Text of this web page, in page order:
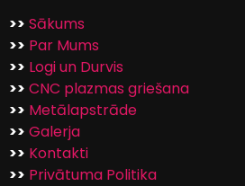
>> Sākums
>> Par Mums
>> Logi un Durvis
>> CNC plazmas griešana
>> Metālapstrāde
>> Galerja
>> Kontakti
>> Privātuma Politika